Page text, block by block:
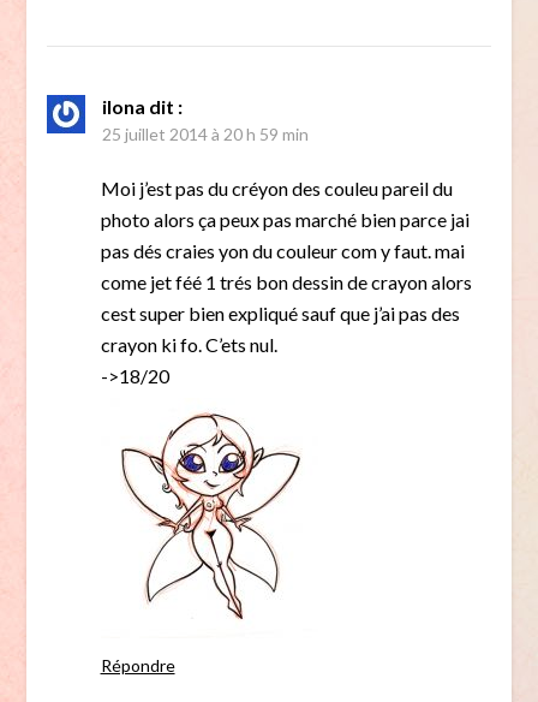
ilona dit :
25 juillet 2014 à 20 h 59 min
Moi j’est pas du créyon des couleu pareil du
photo alors ça peux pas marché bien parce jai
pas dés craies yon du couleur com y faut. mai
come jet féé 1 trés bon dessin de crayon alors
cest super bien expliqué sauf que j’ai pas des
crayon ki fo. C’ets nul.
->18/20
Répondre